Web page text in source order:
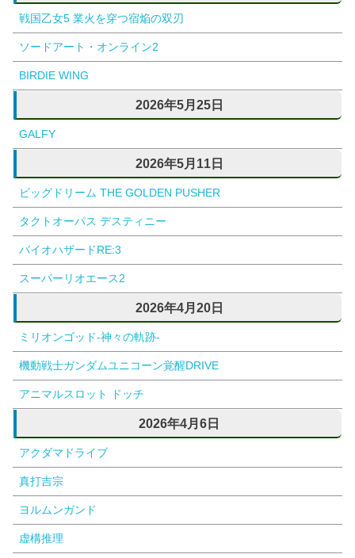
戦国乙女5 業火を穿つ宿焔の双刃
ソードアート・オンライン2
BIRDIE WING
2026年5月25日
GALFY
2026年5月11日
ビッグドリーム THE GOLDEN PUSHER
タクトオーパス デスティニー
バイオハザードRE:3
スーパーリオエース2
2026年4月20日
ミリオンゴッド-神々の軌跡-
機動戦士ガンダムユニコーン覚醒DRIVE
アニマルスロット ドッチ
2026年4月6日
アクダマドライブ
真打吉宗
ヨルムンガンド
虚構推理